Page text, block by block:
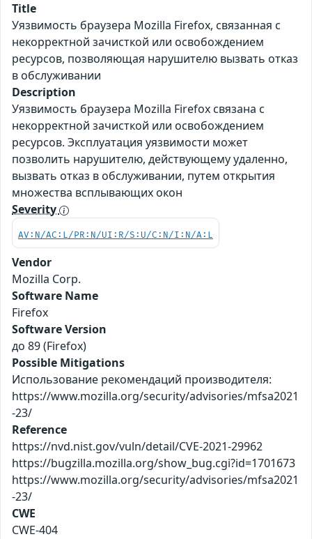
Title
Уязвимость браузера Mozilla Firefox, связанная c
некорректной зачисткой или освобождением
ресурсов, позволяющая нарушителю вызвать отказ
в обслуживании
Description
Уязвимость браузера Mozilla Firefox связана c
некорректной зачисткой или освобождением
ресурсов. Эксплуатация уязвимости может
позволить нарушителю, действующему удаленно,
вызвать отказ в обслуживании, путем открытия
множества всплывающих окон
Severity
AV:N/AC:L/PR:N/UI:R/S:U/C:N/I:N/A:L
Vendor
Mozilla Corp.
Software Name
Firefox
Software Version
до 89 (Firefox)
Possible Mitigations
Использование рекомендаций производителя:
https://www.mozilla.org/security/advisories/mfsa2021
-23/
Reference
https://nvd.nist.gov/vuln/detail/CVE-2021-29962
https://bugzilla.mozilla.org/show_bug.cgi?id=1701673
https://www.mozilla.org/security/advisories/mfsa2021
-23/
CWE
CWE-404